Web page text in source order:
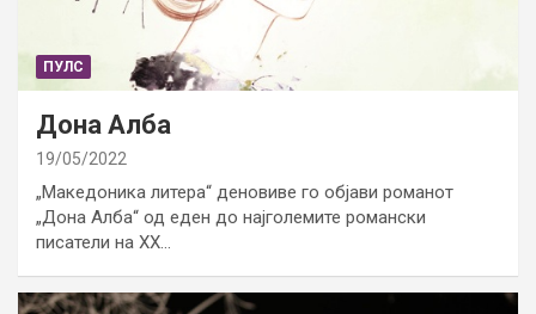
ПУЛС
Дона Алба
19/05/2022
„Македоника литера“ деновиве го објави романот
„Дона Алба“ од еден до најголемите романски
писатели на ХХ…